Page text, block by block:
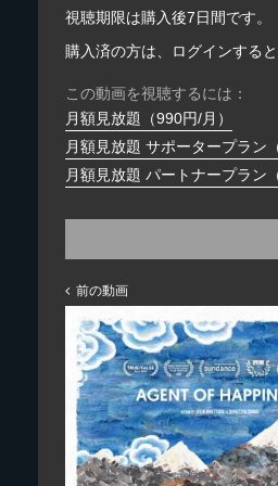
視聴期限は購入後7日間です。
購入済の方は、ログインする
この動画を視聴するには：
月額見放題（990円/月）
月額見放題 サポータープラン
月額見放題 パートナープラン
前の動画